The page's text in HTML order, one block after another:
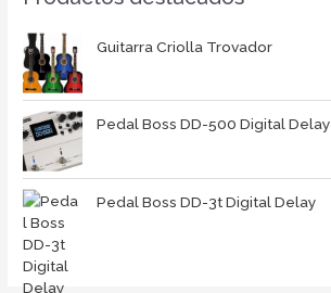
Guitarra Criolla Trovador
Pedal Boss DD-500 Digital Delay
Pedal Boss DD-3t Digital Delay